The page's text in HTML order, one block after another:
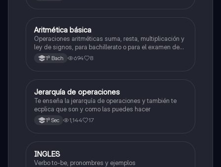
Matemáticas
Aritmética básica
Operaciones aritméticas suma, resta, multiplicación y
ley de signos, para bachillerato o para el examen de
admisión a la universidad
1º Bach 694 8
Matemáticas
Jerarquía de operaciones
Te enseña la jerarquía de operaciones y también te
ecplica que son y como las puedes hacer
1º Sec 1,144 17
Inglés
INGLES
Verbo to-be, pronombres y ejemplos